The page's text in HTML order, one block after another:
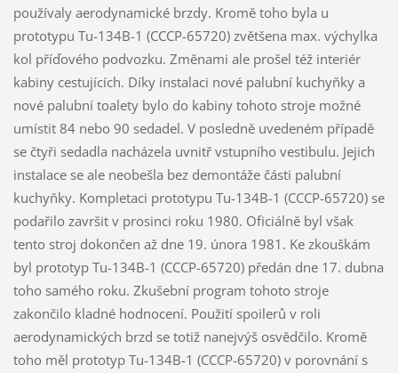
používaly aerodynamické brzdy. Kromě toho byla u
prototypu Tu-134B-1 (CCCP-65720) zvětšena max. výchylka
kol příďového podvozku. Změnami ale prošel též interiér
kabiny cestujících. Díky instalaci nové palubní kuchyňky a
nové palubní toalety bylo do kabiny tohoto stroje možné
umístit 84 nebo 90 sedadel. V posledně uvedeném případě
se čtyři sedadla nacházela uvnitř vstupního vestibulu. Jejich
instalace se ale neobešla bez demontáže části palubní
kuchyňky. Kompletaci prototypu Tu-134B-1 (CCCP-65720) se
podařilo završit v prosinci roku 1980. Oficiálně byl však
tento stroj dokončen až dne 19. února 1981. Ke zkouškám
byl prototyp Tu-134B-1 (CCCP-65720) předán dne 17. dubna
toho samého roku. Zkušební program tohoto stroje
zakončilo kladné hodnocení. Použití spoilerů v roli
aerodynamických brzd se totiž nanejvýš osvědčilo. Kromě
toho měl prototyp Tu-134B-1 (CCCP-65720) v porovnání s